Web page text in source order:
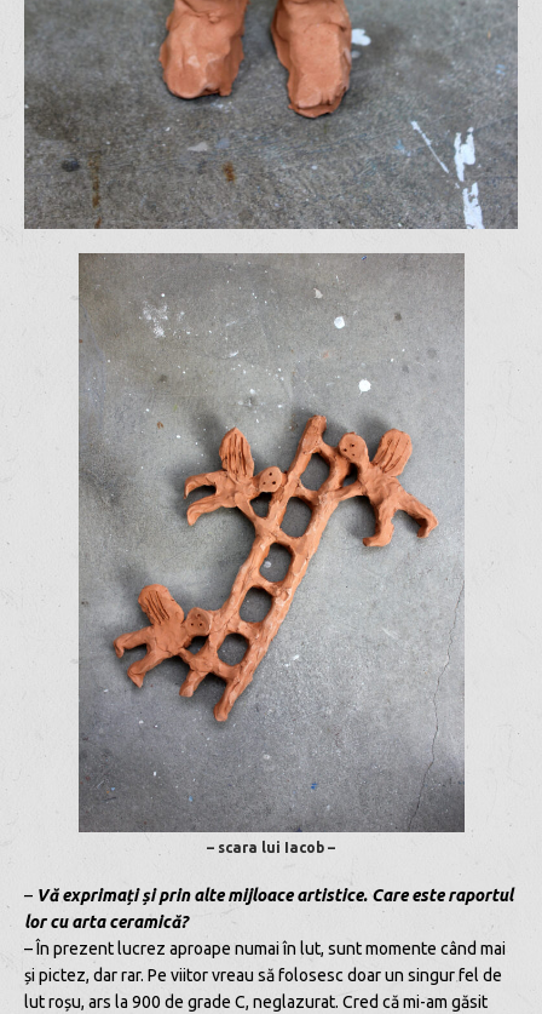
– scara lui Iacob –
– Vă exprimați și prin alte mijloace artistice. Care este raportul
lor cu arta ceramică?
– În prezent lucrez aproape numai în lut, sunt momente când mai
și pictez, dar rar. Pe viitor vreau să folosesc doar un singur fel de
lut roșu, ars la 900 de grade C, neglazurat. Cred că mi-am găsit